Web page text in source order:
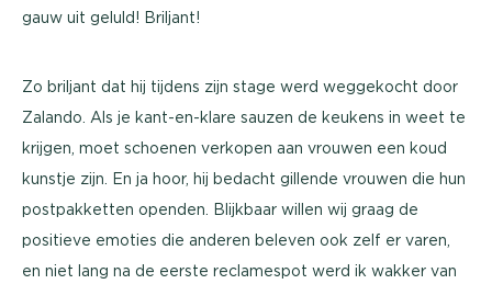
gauw uit geluld! Briljant!
Zo briljant dat hij tijdens zijn stage werd weggekocht door
Zalando. Als je kant-en-klare sauzen de keukens in weet te
krijgen, moet schoenen verkopen aan vrouwen een koud
kunstje zijn. En ja hoor, hij bedacht gillende vrouwen die hun
postpakketten openden. Blijkbaar willen wij graag de
positieve emoties die anderen beleven ook zelf er varen,
en niet lang na de eerste reclamespot werd ik wakker van